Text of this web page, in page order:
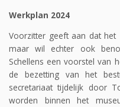
Werkplan 2024
Voorzitter geeft aan dat
maar wil echter ook
Schellens een voorstel van
de bezetting van het
secretariaat tijdelijk door
worden binnen het